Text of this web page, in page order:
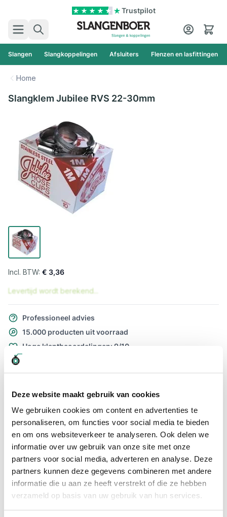
Deze website maakt gebruik van cookies
We gebruiken cookies om content en advertenties te
personaliseren, om functies voor social media te bieden
en om ons websiteverkeer te analyseren. Ook delen we
informatie over uw gebruik van onze site met onze
partners voor social media, adverteren en analyse. Deze
partners kunnen deze gegevens combineren met andere
informatie die u aan ze heeft verstrekt of die ze hebben
verzameld op basis van uw gebruik van hun services.
Trustpilot
Zoek
Cart
Slangen Slangkoppelingen Afsluiters Flenzen en lasfittingen
Home
Slangklem Jubilee RVS 22-30mm
€ 3,36
Levertijd wordt berekend...
Professioneel advies
15.000 producten uit voorraad
Hoge klantbeoordelingen: 9/10
Meer informatie
Maatvoering koppeling 22 - 30mm
Materiaal RVS